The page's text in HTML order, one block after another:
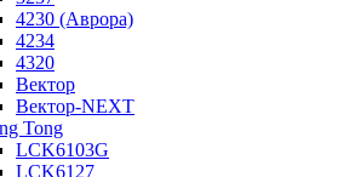
4230 (Аврора)
4234
4320
Вектор
Вектор-NEXT
Tong
LCK6103G
LCK6127